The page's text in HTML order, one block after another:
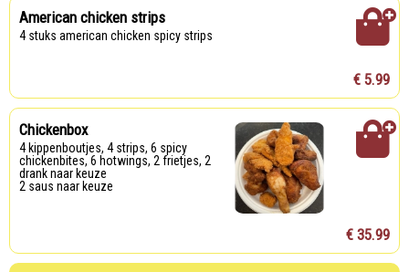
American chicken strips
4 stuks american chicken spicy strips
€ 5.99
Chickenbox
4 kippenboutjes, 4 strips, 6 spicy
chickenbites, 6 hotwings, 2 frietjes, 2
drank naar keuze
2 saus naar keuze
€ 35.99